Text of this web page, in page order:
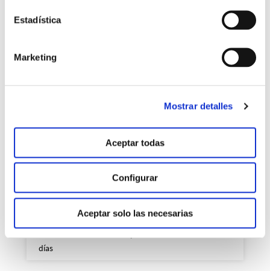
Estadística
Marketing
Mostrar detalles
Aceptar todas
Configurar
Aceptar solo las necesarias
días